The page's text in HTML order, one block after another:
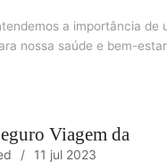
a importância de
nossa saúde e bem-
Viagem da
11 jul 2023